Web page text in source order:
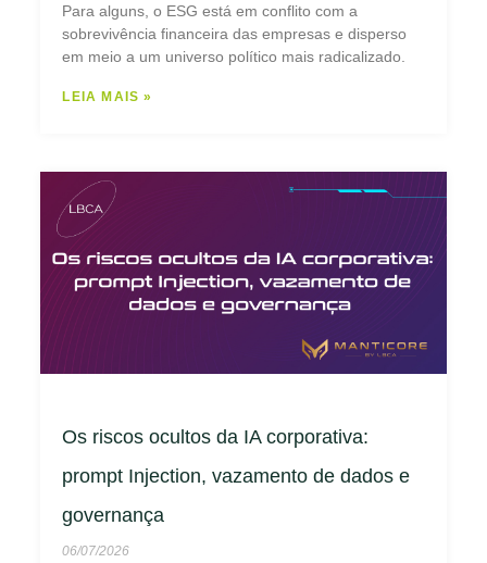
Para alguns, o ESG está em conflito com a
sobrevivência financeira das empresas e disperso
em meio a um universo político mais radicalizado.
LEIA MAIS »
Os riscos ocultos da IA corporativa:
prompt Injection, vazamento de dados e
governança
06/07/2026